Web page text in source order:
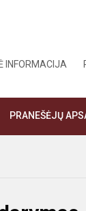
INFORMACIJA
PRANEŠĖJŲ